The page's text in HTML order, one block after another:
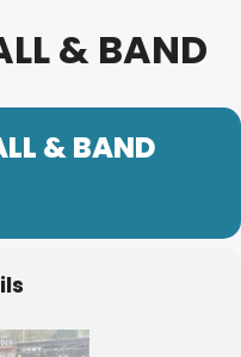
& BAND
& BAND